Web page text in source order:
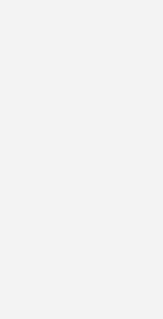
dieser Art,
sind, lechzen
kann die hier
bis zu 8,3 Liter pro
pro Wandhydrant
von zwei Stunden